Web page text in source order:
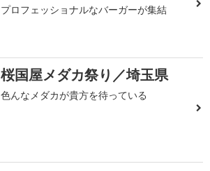
プロフェッショナルなバーガーが集結
桜国屋メダカ祭り／埼玉県
色んなメダカが貴方を待っている